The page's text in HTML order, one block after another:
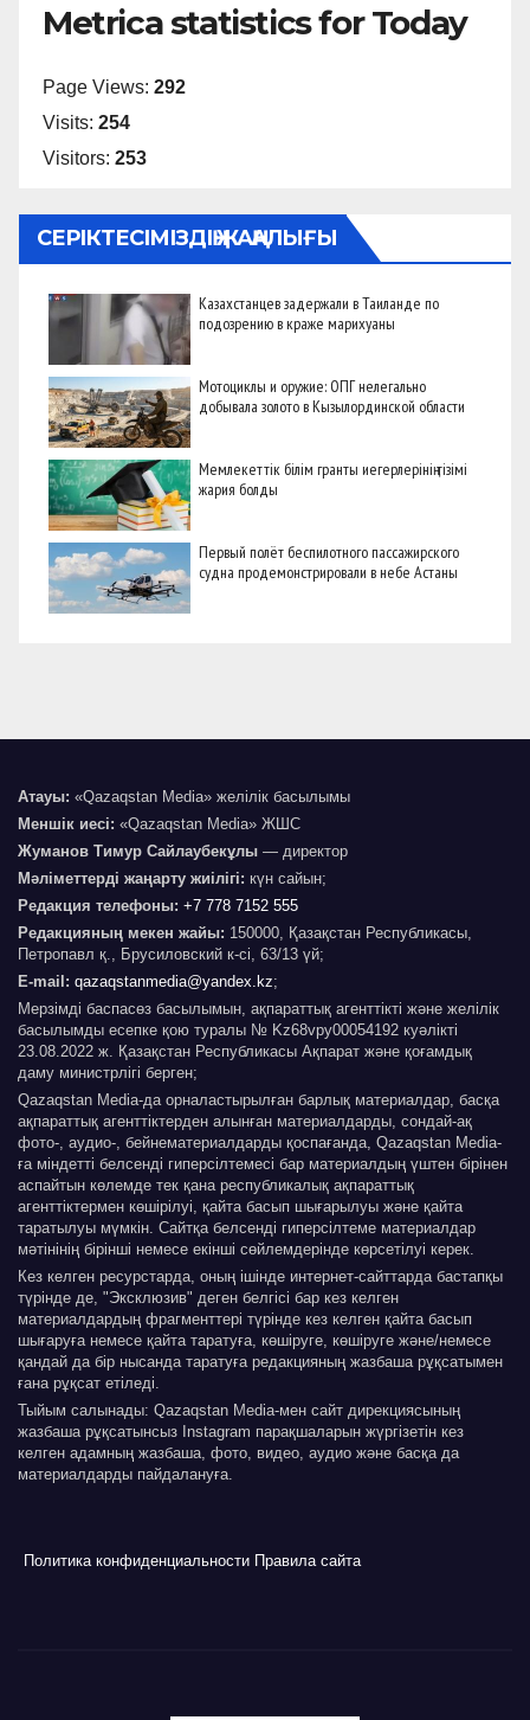
Metrica statistics for Today
Page Views: 292
Visits: 254
Visitors: 253
СЕРІКТЕСІМІЗДІҢ ЖАҢАЛЫҒЫ
Казахстанцев задержали в Таиланде по
подозрению в краже марихуаны
Мотоциклы и оружие: ОПГ нелегально
добывала золото в Кызылординской области
Мемлекеттік білім гранты иегерлерінің тізімі
жария болды
Первый полёт беспилотного пассажирского
судна продемонстрировали в небе Астаны
Атауы: «Qazaqstan Media» желілік басылымы
Меншік иесі: «Qazaqstan Media» ЖШС
Жуманов Тимур Сайлаубекұлы — директор
Мәліметтерді жаңарту жиілігі: күн сайын;
Редакция телефоны: +7 778 7152 555
Редакцияның мекен жайы: 150000, Қазақстан Республикасы,
Петропавл қ., Брусиловский к-сі, 63/13 үй;
E-mail: qazaqstanmedia@yandex.kz;
Мерзімді баспасөз басылымын, ақпараттық агенттікті және желілік
басылымды есепке қою туралы № Kz68vpy00054192 куәлікті
23.08.2022 ж. Қазақстан Республикасы Ақпарат және қоғамдық
даму министрлігі берген;
Qazaqstan Media-да орналастырылған барлық материалдар, басқа
ақпараттық агенттіктерден алынған материалдарды, сондай-ақ
фото-, аудио-, бейнематериалдарды қоспағанда, Qazaqstan Media-
ға міндетті белсенді гиперсілтемесі бар материалдың үштен бірінен
аспайтын көлемде тек қана республикалық ақпараттық
агенттіктермен көшірілуі, қайта басып шығарылуы және қайта
таратылуы мүмкін. Сайтқа белсенді гиперсілтеме материалдар
мәтінінің бірінші немесе екінші сөйлемдерінде көрсетілуі керек.
Кез келген ресурстарда, оның ішінде интернет-сайттарда бастапқы
түрінде де, "Эксклюзив" деген белгісі бар кез келген
материалдардың фрагменттері түрінде кез келген қайта басып
шығаруға немесе қайта таратуға, көшіруге, көшіруге және/немесе
қандай да бір нысанда таратуға редакцияның жазбаша рұқсатымен
ғана рұқсат етіледі.
Тыйым салынады: Qazaqstan Media-мен сайт дирекциясының
жазбаша рұқсатынсыз Instagram парақшаларын жүргізетін кез
келген адамның жазбаша, фото, видео, аудио және басқа да
материалдарды пайдалануға.
Политика конфиденциальности Правила сайта